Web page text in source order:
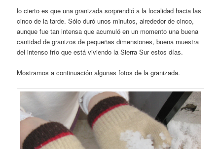
lo cierto es que una granizada sorprendió a la localidad hacia las
cinco de la tarde. Sólo duró unos minutos, alrededor de cinco,
aunque fue tan intensa que acumuló en un momento una buena
cantidad de granizos de pequeñas dimensiones, buena muestra
del intenso frío que está viviendo la Sierra Sur estos días.
Mostramos a continuación algunas fotos de la granizada.